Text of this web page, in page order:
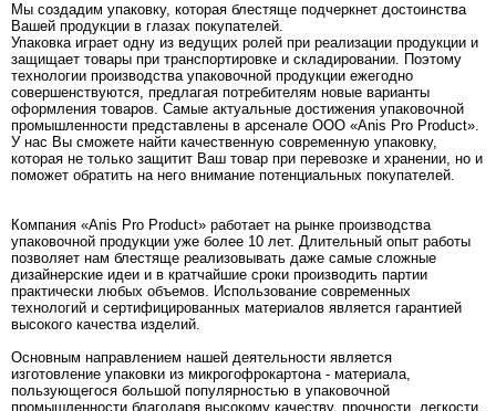
Мы создадим упаковку, которая блестяще подчеркнет достоинства
Вашей продукции в глазах покупателей.
Упаковка играет одну из ведущих ролей при реализации продукции и
защищает товары при транспортировке и складировании. Поэтому
технологии производства упаковочной продукции ежегодно
совершенствуются, предлагая потребителям новые варианты
оформления товаров. Самые актуальные достижения упаковочной
промышленности представлены в арсенале ООО «Anis Pro Product».
У нас Вы сможете найти качественную современную упаковку,
которая не только защитит Ваш товар при перевозке и хранении, но и
поможет обратить на него внимание потенциальных покупателей.
Компания «Anis Pro Product» работает на рынке производства
упаковочной продукции уже более 10 лет. Длительный опыт работы
позволяет нам блестяще реализовывать даже самые сложные
дизайнерские идеи и в кратчайшие сроки производить партии
практически любых объемов. Использование современных
технологий и сертифицированных материалов является гарантией
высокого качества изделий.
Основным направлением нашей деятельности является
изготовление упаковки из микрогофрокартона - материала,
пользующегося большой популярностью в упаковочной
промышленности благодаря высокому качеству, прочности, легкости,